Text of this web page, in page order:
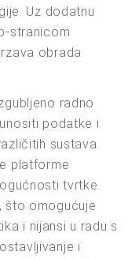
Uz dodatnu
stranicom
obrada
radno
podatke i
sustava.
platforme
tvrtke.
što omogućuje
i nijansi u radu s
i